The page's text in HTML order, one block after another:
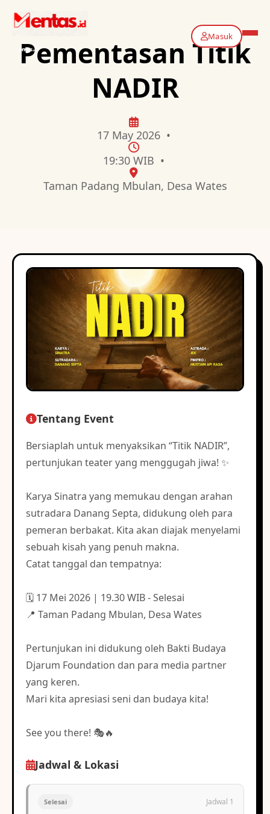
Masuk
Pementasan Titik
NADIR
17 May 2026 •
19:30 WIB •
Taman Padang Mbulan, Desa Wates
Tentang Event
Bersiaplah untuk menyaksikan “Titik NADIR”,
pertunjukan teater yang menggugah jiwa! ✨
Karya Sinatra yang memukau dengan arahan
sutradara Danang Septa, didukung oleh para
pemeran berbakat. Kita akan diajak menyelami
sebuah kisah yang penuh makna.
Catat tanggal dan tempatnya:
🗓 17 Mei 2026 | 19.30 WIB - Selesai
📍 Taman Padang Mbulan, Desa Wates
Pertunjukan ini didukung oleh Bakti Budaya
Djarum Foundation dan para media partner
yang keren.
Mari kita apresiasi seni dan budaya kita!
See you there! 🎭🔥
Jadwal & Lokasi
Selesai Jadwal 1